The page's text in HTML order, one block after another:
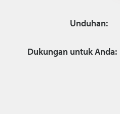
Unduhan:
Dukungan untuk Anda: